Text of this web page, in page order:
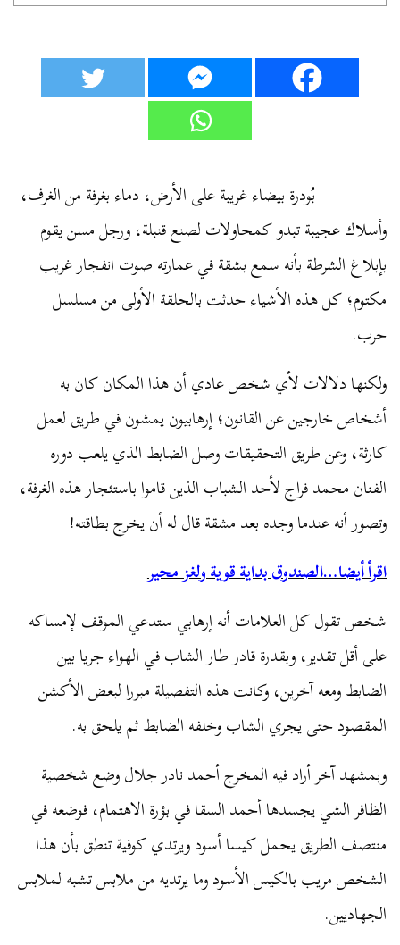
بُودرة بيضاء غريبة على الأرض، دماء بغرفة من الغرف،
وأسلاك عجيبة تبدو كمحاولات لصنع قنبلة، ورجل مسن يقوم
بإبلاغ الشرطة بأنه سمع بشقة في عمارته صوت انفجار غريب
مكتوم؛ كل هذه الأشياء حدثت بالحلقة الأولى من مسلسل
حرب.
ولكنها دلالات لأي شخص عادي أن هذا المكان كان به
أشخاص خارجين عن القانون؛ إرهابيون يمشون في طريق لعمل
كارثة، وعن طريق التحقيقات وصل الضابط الذي يلعب دوره
الفنان محمد فراج لأحد الشباب الذين قاموا باستئجار هذه الغرفة،
وتصور أنه عندما وجده بعد مشقة قال له أن يخرج بطاقته!
اقرأ أيضا…الصندوق بداية قوية ولغز محير
شخص تقول كل العلامات أنه إرهابي ستدعي الموقف لإمساكه
على أقل تقدير، وبقدرة قادر طار الشاب في الهواء جريا بين
الضابط ومعه آخرين، وكانت هذه التفصيلة مبررا لبعض الأكشن
المقصود حتى يجري الشاب وخلفه الضابط ثم يلحق به.
وبمشهد آخر أراد فيه المخرج أحمد نادر جلال وضع شخصية
الظافر الشي يجسدها أحمد السقا في بؤرة الاهتمام، فوضعه في
منتصف الطريق يحمل كيسا أسود ويرتدي كوفية تنطق بأن هذا
الشخص مريب بالكيس الأسود وما يرتديه من ملابس تشبه لملابس
الجهاديين.